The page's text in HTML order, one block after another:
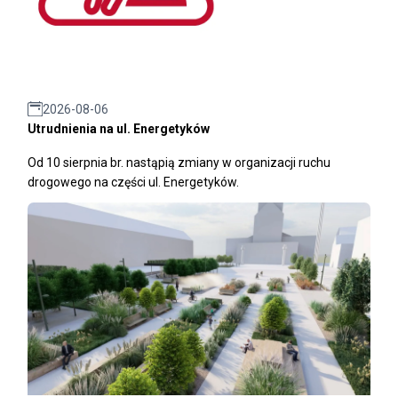
2026-08-06
Utrudnienia na ul. Energetyków
Od 10 sierpnia br. nastąpią zmiany w organizacji ruchu
drogowego na części ul. Energetyków.